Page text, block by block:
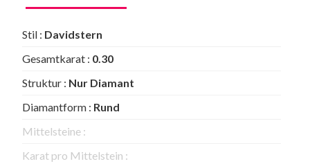
Stil : Davidstern
Gesamtkarat : 0.30
Struktur : Nur Diamant
Diamantform : Rund
Mittelsteine :
Karat pro Mittelstein :